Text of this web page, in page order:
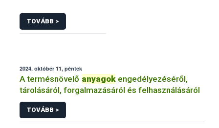
TOVÁBB >
2024. október 11, péntek
A termésnövelő anyagok engedélyezéséről,
tárolásáról, forgalmazásáról és felhasználásáról
TOVÁBB >